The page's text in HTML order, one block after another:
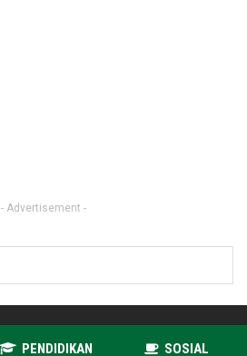
- Advertisement -
PENDIDIKAN SOSIAL